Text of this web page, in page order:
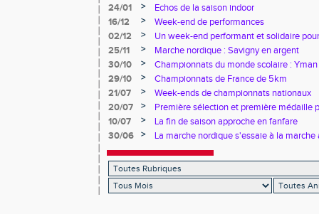
24/01
>
Echos de la saison indoor
16/12
>
Week-end de performances
02/12
>
Un week-end performant et solidaire
25/11
>
Marche nordique : Savigny en argent
30/10
>
Championnats du monde scolaire :
bronze
29/10 >
Championnats de France de 5km
21/07
>
Week-ends de championnats nationaux
20/07
>
Première sélection et première médaille
10/07
>
La fin de saison approche en fanfare
30/06
> La marche nordique s'essaie à la